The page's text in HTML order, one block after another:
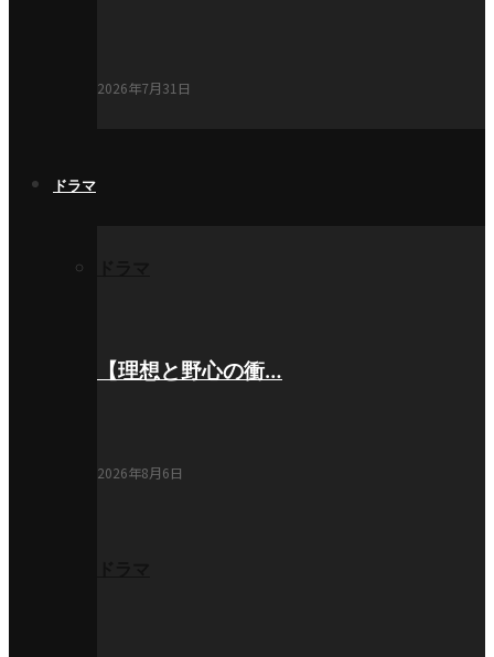
2026年7月31日
ドラマ
【理想と野心の衝…
2026年8月6日